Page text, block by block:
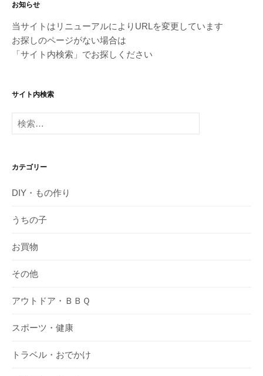
お知らせ
当サイトはリニューアルによりURLを変更しています
お探しのページがない場合は
「サイト内検索」でお探しください
サイト内検索
検
索:
カテゴリー
DIY・もの作り
うちの子
お買物
その他
アウトドア・ＢＢＱ
スポーツ・健康
トラベル・おでかけ